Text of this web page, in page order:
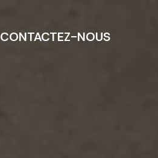
CONTACTEZ-NOUS